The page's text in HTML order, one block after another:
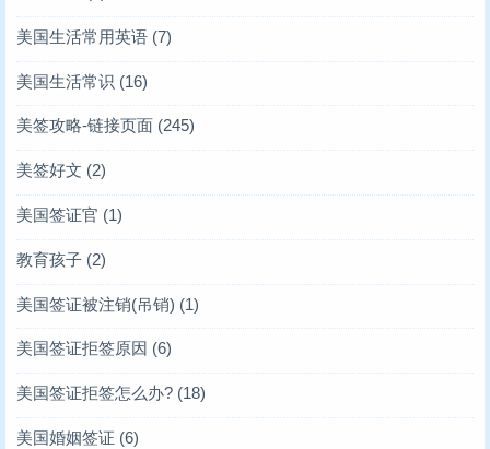
美国生活常用英语 (7)
美国生活常识 (16)
美签攻略-链接页面 (245)
美签好文 (2)
美国签证官 (1)
教育孩子 (2)
美国签证被注销(吊销) (1)
美国签证拒签原因 (6)
美国签证拒签怎么办? (18)
美国婚姻签证 (6)